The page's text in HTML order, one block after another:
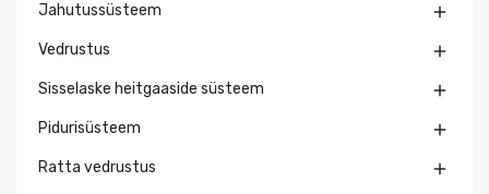
Jahutussüsteem 
Vedrustus 
Sisselaske heitgaaside süsteem 
Pidurisüsteem 
Ratta vedrustus 